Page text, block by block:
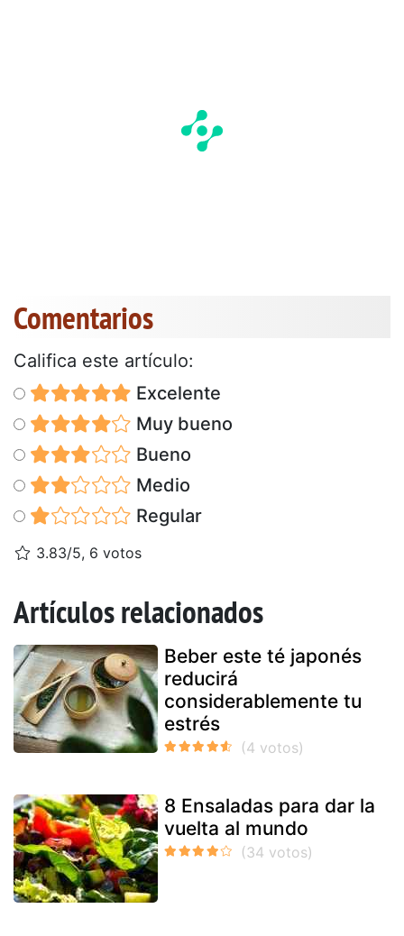
Comentarios
Califica este artículo:
Excelente
Muy bueno
Bueno
Medio
Regular
3.83/5, 6 votos
Artículos relacionados
Beber este té japonés
reducirá
considerablemente tu
estrés
8 Ensaladas para dar la
vuelta al mundo